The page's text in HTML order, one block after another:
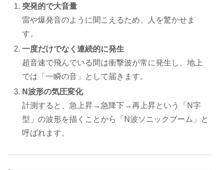
突発的で大音量
雷や爆発音のように聞こえるため、人を驚かせま
す。
一度だけでなく連続的に発生
超音速で飛んでいる間は衝撃波が常に発生し、地上
では「一瞬の音」として届きます。
N波形の気圧変化
計測すると、急上昇→急降下→再上昇という「N字
型」の波形を描くことから「N波ソニックブーム」と
呼ばれます。